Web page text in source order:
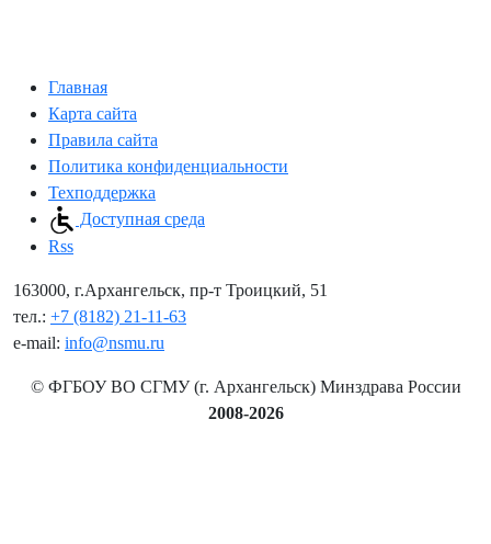
Главная
Карта сайта
Правила сайта
Политика конфиденциальности
Техподдержка
Доступная среда
Rss
163000, г.Архангельск, пр-т Троицкий, 51
тел.: +7 (8182) 21-11-63
e-mail: info@nsmu.ru
© ФГБОУ ВО СГМУ (г. Архангельск) Минздрава России
2008-2026